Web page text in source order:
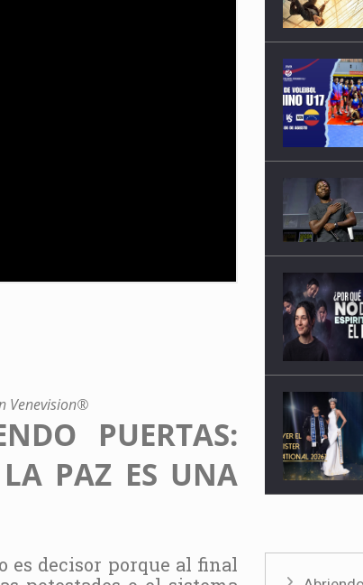
Venevision®
PUERTAS:
PAZ ES UNA
es decisor porque al final